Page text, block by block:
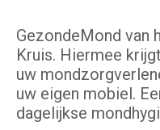
GezondeMond van
Kruis. Hiermee
uw
uw eigen mobiel.
dagelijkse